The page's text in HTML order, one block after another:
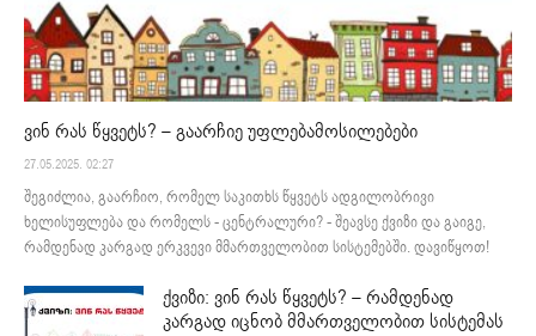
ვინ რას წყვეტს? – გაარჩიე უფლებამოსილებები
27.05.2025. 02:27
შეგიძლია, გაარჩიო, რომელ საკითხს წყვეტს ადგილობრივი
ხელისუფლება და რომელს - ცენტრალური? - შეავსე ქვიზი და გაიგე,
რამდენად კარგად ერკვევი მმართველობით სისტემებში. დავიწყოთ!
ქვიზი: ვინ რას წყვეტს? – რამდენად
კარგად იცნობ მმართველობით სისტემას